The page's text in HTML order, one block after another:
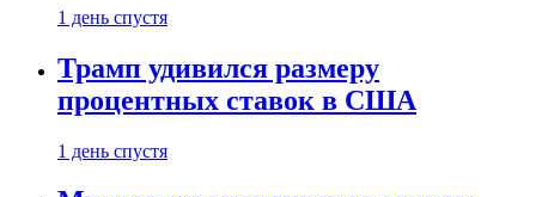
1 день спустя
Трамп удивился размеру
процентных ставок в США
1 день спустя